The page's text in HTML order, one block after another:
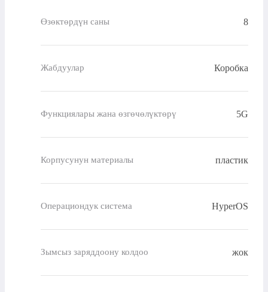
Өзөктөрдүн саны 8
Жабдуулар Коробка
Функциялары жана өзгөчөлүктөрү 5G
Корпусунун материалы пластик
Операциондук система HyperOS
Зымсыз заряддоону колдоо жок